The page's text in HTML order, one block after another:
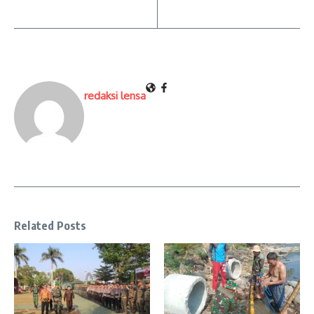
redaksi lensa
Related Posts